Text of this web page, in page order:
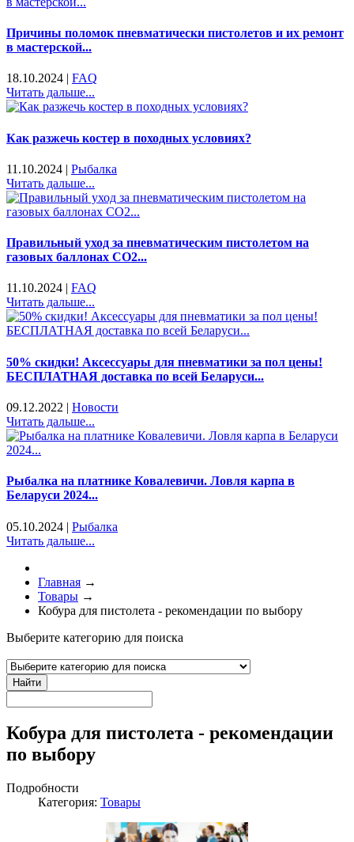
Причины поломок пневматически пистолетов и их ремонт
в мастерской...
18.10.2024 | FAQ
Читать дальше...
Как разжечь костер в походных условиях?
11.10.2024 | Рыбалка
Читать дальше...
Правильный уход за пневматическим пистолетом на
газовых баллонах CO2...
11.10.2024 | FAQ
Читать дальше...
50% скидки! Аксессуары для пневматики за пол цены!
БЕСПЛАТНАЯ доставка по всей Беларуси...
09.12.2022 | Новости
Читать дальше...
Рыбалка на платнике Ковалевичи. Ловля карпа в
Беларуси 2024...
05.10.2024 | Рыбалка
Читать дальше...
Главная →
Товары →
Кобура для пистолета - рекомендации по выбору
Выберите категорию для поиска
Найти
Кобура для пистолета - рекомендации
по выбору
Подробности
Категория: Товары